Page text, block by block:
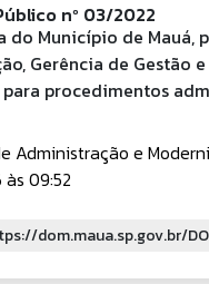
nº 03/2022
do Município de Mauá,
Gerência de Gestão
procedimentos
Administração e
09:52